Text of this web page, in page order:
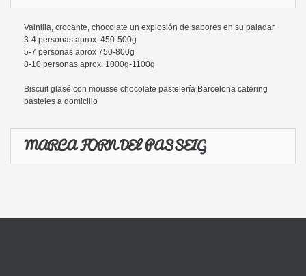
Vainilla, crocante, chocolate un explosión de sabores en su paladar
3-4 personas aprox. 450-500g
5-7 personas aprox 750-800g
8-10 personas aprox. 1000g-1100g
Biscuit glasé con mousse chocolate pastelería Barcelona catering
pasteles a domicilio
MARCA FORN DEL PASSEIG